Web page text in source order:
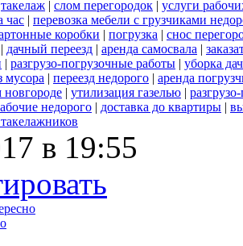
такелаж | слом перегородок | услуги
час | перевозка мебели с грузчиками
коробки | погрузка | снос
| дачный переезд | аренда самосвала |
| разгрузо-погрузочные работы | уборка
мусора | переезд недорого | аренда
| утилизация газелью |
недорого | доставка до квартиры |
в 19:55